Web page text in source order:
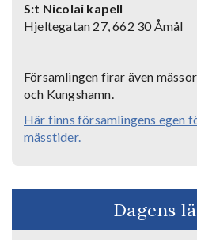
S:t Nicolai kapell
Hjeltegatan 27, 662 30 Åmål
Församlingen firar även
och Kungshamn.
Här finns församlingens egen
mässtider.
Dagens